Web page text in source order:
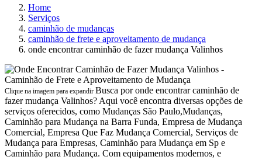
Home
Serviços
caminhão de mudanças
caminhão de frete e aproveitamento de mudança
onde encontrar caminhão de fazer mudança Valinhos
Clique na imagem para expandir Busca por onde encontrar caminhão de
fazer mudança Valinhos? Aqui você encontra diversas opções de
serviços oferecidos, como Mudanças São Paulo,Mudanças,
Caminhão para Mudança na Barra Funda, Empresa de Mudança
Comercial, Empresa Que Faz Mudança Comercial, Serviços de
Mudança para Empresas, Caminhão para Mudança em Sp e
Caminhão para Mudança. Com equipamentos modernos, e